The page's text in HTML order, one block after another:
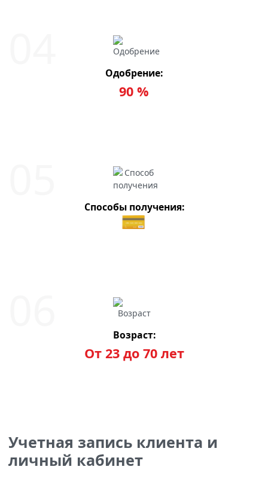
Одобрение:
90 %
Способы получения:
Возраст:
От 23 до 70 лет
Учетная запись клиента и
личный кабинет